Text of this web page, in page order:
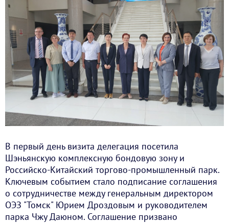
В первый день визита делегация посетила
Шэньянскую комплексную бондовую зону и
Российско-Китайский торгово-промышленный парк.
Ключевым событием стало подписание соглашения
о сотрудничестве между генеральным директором
ОЭЗ "Томск" Юрием Дроздовым и руководителем
парка Чжу Даюном. Соглашение призвано